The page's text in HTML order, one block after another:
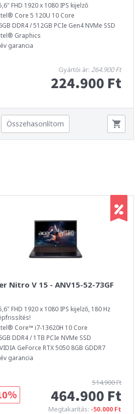
FHD 1920 x 1080 IPS kijelző
Core 5 120U 10 Core
DDR4 / 512GB PCIe Gen4 NVMe SSD
Graphics
garancia
Gyártói ár: 264.900 Ft
224.900 Ft
Összehasonlítom
Nitro V 15 - ANV15-52-73GF
FHD 1920 x 1080 IPS kijelző, 180 Hz
Core™ i7-13620H 10 Core
DDR4 / 1TB PCIe NVMe SSD
GeForce RTX 5050 8GB GDDR7
garancia
514.900 Ft
464.900 Ft
Megtakarítás: -50.000 Ft